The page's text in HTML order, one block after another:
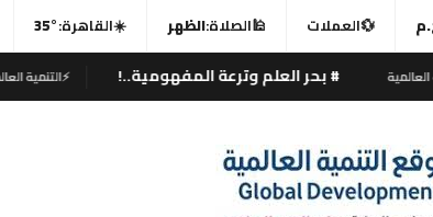
💱العملات 🕌الصلاة:الظهر ☀️القاهرة:35°
# بحر العلم وترعة المفهومية..! ⚡التنمية العالمية